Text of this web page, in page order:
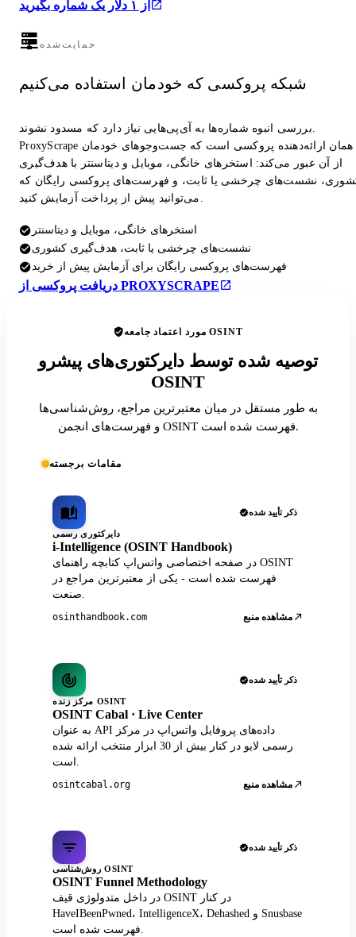
از ۱ دلار یک شماره بگیرید
حمایت‌شده
شبکه پروکسی که خودمان استفاده می‌کنیم
بررسی انبوه شماره‌ها به آی‌پی‌هایی نیاز دارد که مسدود نشوند.
ProxyScrape همان ارائه‌دهنده پروکسی است که جست‌وجوهای خودمان
از آن عبور می‌کند: استخرهای خانگی، موبایل و دیتاسنتر با هدف‌گیری
نشست‌های چرخشی یا ثابت، و فهرست‌های پروکسی رایگان که
می‌توانید پیش از پرداخت آزمایش کنید.
استخرهای خانگی، موبایل و دیتاسنتر
نشست‌های چرخشی یا ثابت، هدف‌گیری کشوری
فهرست‌های پروکسی رایگان برای آزمایش پیش از خرید
دریافت پروکسی از PROXYSCRAPE
مورد اعتماد جامعه OSINT
توصیه شده توسط دایرکتوری‌های پیشرو
OSINT
به طور مستقل در میان معتبرترین مراجع، روش‌شناسی‌ها
و فهرست‌های انجمن OSINT فهرست شده است.
مقامات برجسته
ذکر تأیید شده
دایرکتوری رسمی
i-Intelligence (OSINT Handbook)
در صفحه اختصاصی واتس‌اپ کتابچه راهنمای OSINT
فهرست شده است - یکی از معتبرترین مراجع در
صنعت.
osinthandbook.com مشاهده منبع
ذکر تأیید شده
مرکز زنده OSINT
OSINT Cabal · Live Center
به عنوان API داده‌های پروفایل واتس‌اپ در مرکز
رسمی لایو در کنار بیش از 30 ابزار منتخب ارائه شده
است.
osintcabal.org مشاهده منبع
ذکر تأیید شده
روش‌شناسی OSINT
OSINT Funnel Methodology
در داخل متدولوژی قیف OSINT در کنار
HaveIBeenPwned، IntelligenceX، Dehashed و Snusbase
فهرست شده است.